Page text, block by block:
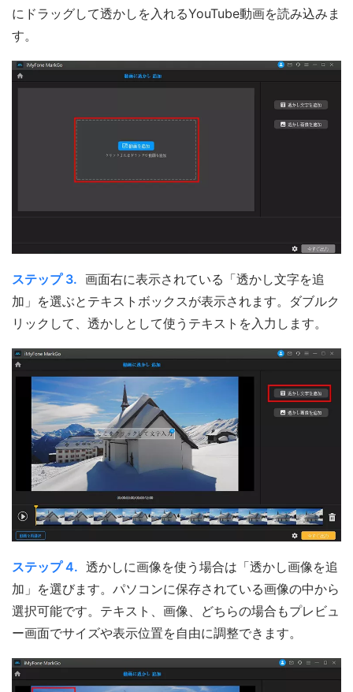
にドラッグして透かしを入れるYouTube動画を読み込みま
す。
ステップ 3. 画面右に表示されている「透かし文字を追
加」を選ぶとテキストボックスが表示されます。ダブルク
リックして、透かしとして使うテキストを入力します。
ステップ 4. 透かしに画像を使う場合は「透かし画像を追
加」を選びます。パソコンに保存されている画像の中から
選択可能です。テキスト、画像、どちらの場合もプレビュ
ー画面でサイズや表示位置を自由に調整できます。